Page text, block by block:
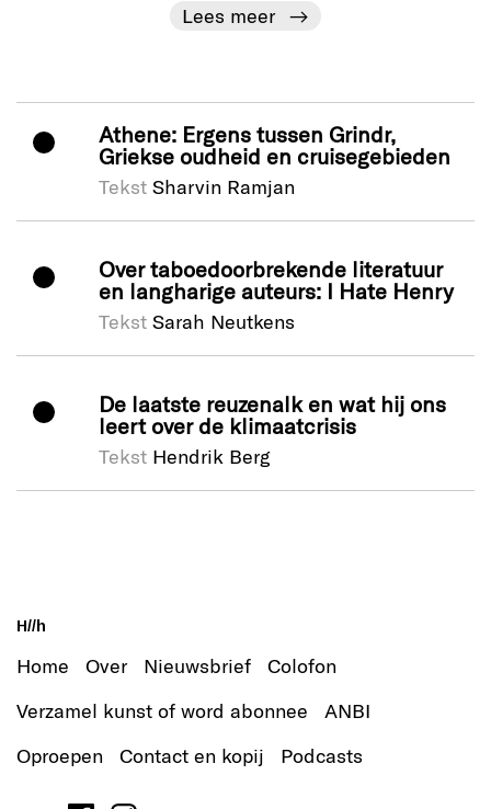
Lees meer
Athene: Ergens tussen Grindr,
Griekse oudheid en cruisegebieden
Tekst Sharvin Ramjan
Over taboedoorbrekende literatuur
en langharige auteurs: I Hate Henry
Tekst Sarah Neutkens
De laatste reuzenalk en wat hij ons
leert over de klimaatcrisis
Tekst Hendrik Berg
H//h
Home Over Nieuwsbrief
Colofon
Verzamel kunst of word abonnee
ANBI
Oproepen
Contact en kopij Podcasts